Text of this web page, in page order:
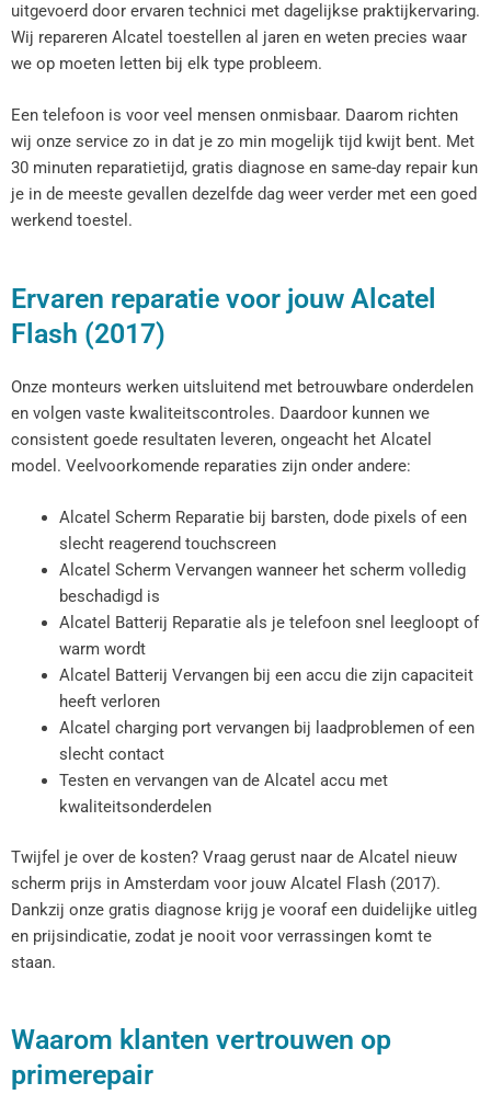
uitgevoerd door ervaren technici met dagelijkse praktijkervaring.
Wij repareren Alcatel toestellen al jaren en weten precies waar
we op moeten letten bij elk type probleem.
Een telefoon is voor veel mensen onmisbaar. Daarom richten
wij onze service zo in dat je zo min mogelijk tijd kwijt bent. Met
30 minuten reparatietijd, gratis diagnose en same-day repair kun
je in de meeste gevallen dezelfde dag weer verder met een goed
werkend toestel.
Ervaren reparatie voor jouw Alcatel
Flash (2017)
Onze monteurs werken uitsluitend met betrouwbare onderdelen
en volgen vaste kwaliteitscontroles. Daardoor kunnen we
consistent goede resultaten leveren, ongeacht het Alcatel
model. Veelvoorkomende reparaties zijn onder andere:
Alcatel Scherm Reparatie bij barsten, dode pixels of een
slecht reagerend touchscreen
Alcatel Scherm Vervangen wanneer het scherm volledig
beschadigd is
Alcatel Batterij Reparatie als je telefoon snel leegloopt of
warm wordt
Alcatel Batterij Vervangen bij een accu die zijn capaciteit
heeft verloren
Alcatel charging port vervangen bij laadproblemen of een
slecht contact
Testen en vervangen van de Alcatel accu met
kwaliteitsonderdelen
Twijfel je over de kosten? Vraag gerust naar de Alcatel nieuw
scherm prijs in Amsterdam voor jouw Alcatel Flash (2017).
Dankzij onze gratis diagnose krijg je vooraf een duidelijke uitleg
en prijsindicatie, zodat je nooit voor verrassingen komt te
staan.
Waarom klanten vertrouwen op
primerepair